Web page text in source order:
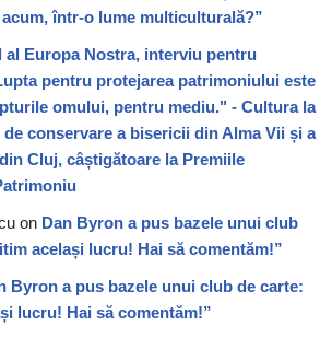
într-o lume multiculturală?”
al Europa Nostra, interviu pentru
pentru protejarea patrimoniului este
omului, pentru mediu." - Cultura la
de conservare a bisericii din Alma Vii și a
Cluj, câștigătoare la Premiile
on Dan Byron a pus bazele unui club
același lucru! Hai să comentăm!”
Byron a pus bazele unui club de carte:
lucru! Hai să comentăm!”